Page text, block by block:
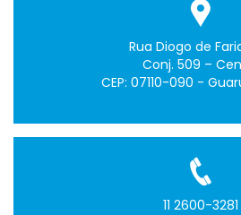
Rua Diogo de
Conj. 509 –
CEP: 07110-090 -
11 2600-3281